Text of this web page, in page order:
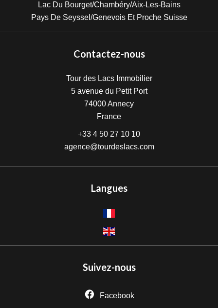
Lac Du Bourget/Chambéry/Aix-Les-Bains
Pays De Seyssel/Genevois Et Proche Suisse
Contactez-nous
Tour des Lacs Immobilier
5 avenue du Petit Port
74000Annecy
France
+33 4 50 27 10 10
agence@tourdeslacs.com
Langues
Suivez-nous
Facebook